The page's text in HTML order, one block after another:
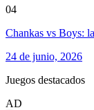
04
Chankas vs Boys:
24 de junio, 2026
Juegos destacados
AD